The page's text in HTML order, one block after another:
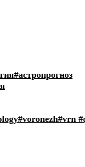
#астропрогноз
#voronezh#vrn